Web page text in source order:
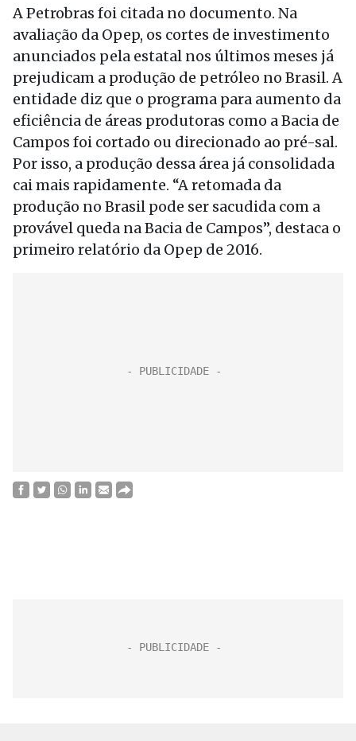
A Petrobras foi citada no documento. Na
avaliação da Opep, os cortes de investimento
anunciados pela estatal nos últimos meses já
prejudicam a produção de petróleo no Brasil. A
entidade diz que o programa para aumento da
eficiência de áreas produtoras como a Bacia de
Campos foi cortado ou direcionado ao pré-sal.
Por isso, a produção dessa área já consolidada
cai mais rapidamente. “A retomada da
produção no Brasil pode ser sacudida com a
provável queda na Bacia de Campos”, destaca o
primeiro relatório da Opep de 2016.